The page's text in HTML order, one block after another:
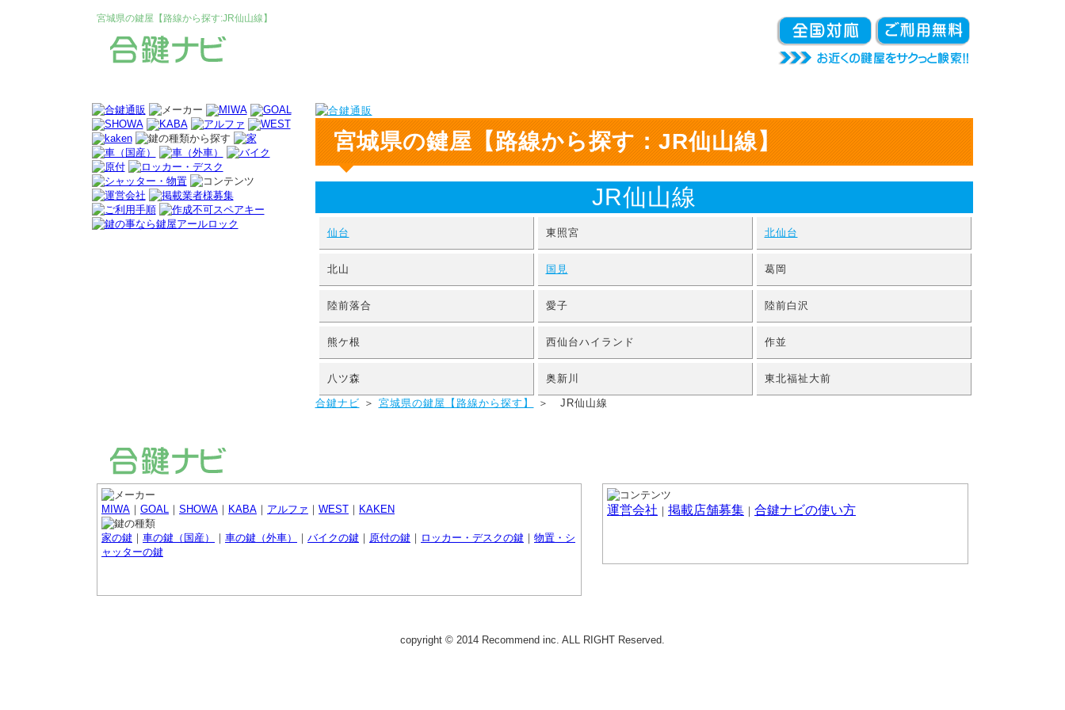
宮城県の鍵屋【路線から探す:JR仙山線】
宮城県の鍵屋【路線から探す：JR仙山線】
JR仙山線
仙台 東照宮 北仙台
北山 国見 葛岡
陸前落合 愛子 陸前白沢
熊ケ根 西仙台ハイランド 作並
八ツ森 奥新川 東北福祉大前
合鍵ナビ ＞ 宮城県の鍵屋【路線から探す】 ＞ JR仙山線
MIWA ｜ GOAL ｜ SHOWA ｜ KABA ｜ アルファ ｜ WEST ｜ KAKEN
家の鍵 ｜ 車の鍵（国産） ｜ 車の鍵（外車） ｜ バイクの鍵 ｜ 原付の鍵 ｜ ロッカー・デスクの鍵 ｜ 物置・シ
ャッターの鍵
運営会社 ｜ 掲載店舗募集 ｜ 合鍵ナビの使い方
copyright © 2014 Recommend inc. ALL RIGHT Reserved.